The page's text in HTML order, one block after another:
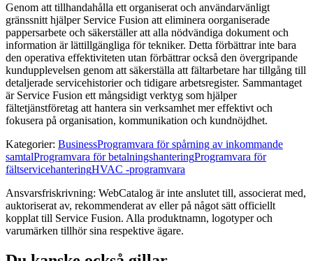
Genom att tillhandahålla ett organiserat och användarvänligt
gränssnitt hjälper Service Fusion att eliminera oorganiserade
pappersarbete och säkerställer att alla nödvändiga dokument och
information är lättillgängliga för tekniker. Detta förbättrar inte bara
den operativa effektiviteten utan förbättrar också den övergripande
kundupplevelsen genom att säkerställa att fältarbetare har tillgång till
detaljerade servicehistorier och tidigare arbetsregister. Sammantaget
är Service Fusion ett mångsidigt verktyg som hjälper
fältetjänstföretag att hantera sin verksamhet mer effektivt och
fokusera på organisation, kommunikation och kundnöjdhet.
Kategorier: BusinessProgramvara för spårning av inkommande
samtalProgramvara för betalningshanteringProgramvara för
fältservicehanteringHVAC -programvara
Ansvarsfriskrivning: WebCatalog är inte anslutet till, associerat med,
auktoriserat av, rekommenderat av eller på något sätt officiellt
kopplat till Service Fusion. Alla produktnamn, logotyper och
varumärken tillhör sina respektive ägare.